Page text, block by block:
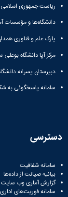
ریاست جمهوری اسلامی
دانشگاه‌ها و مؤسسات
پارک علم و فناوری
مرکز آپا دانشگاه بوعلی
دبیرستان پسرانه
سامانه پاسخگوئی به
دسترسی
سامانه شفافیت
بیانیه صیانت از داده‌ها
گزارش آماری وب‌ سایت
سامانه فوریت‌های